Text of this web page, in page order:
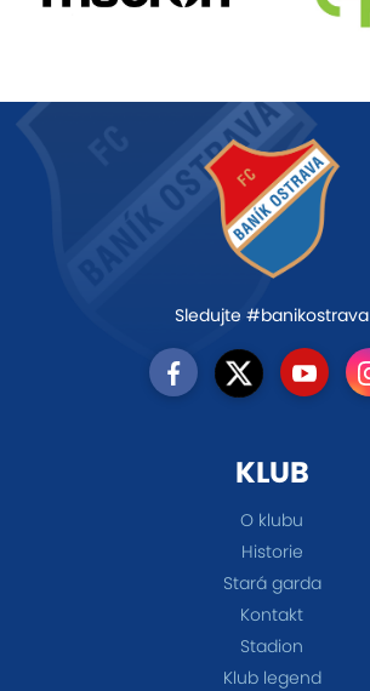
Sledujte #banikostrava
KLUB
O klubu
Historie
Stará garda
Kontakt
Stadion
Klub legend